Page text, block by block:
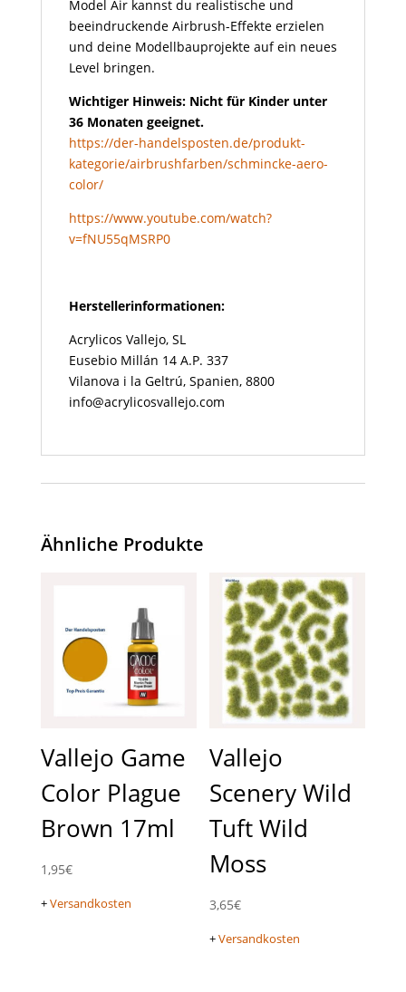
Model Air kannst du realistische und
beeindruckende Airbrush-Effekte erzielen
und deine Modellbauprojekte auf ein neues
Level bringen.
Wichtiger Hinweis: Nicht für Kinder unter
36 Monaten geeignet.
https://der-handelsposten.de/produkt-
kategorie/airbrushfarben/schmincke-aero-
color/
https://www.youtube.com/watch?
v=fNU55qMSRP0
Herstellerinformationen:
Acrylicos Vallejo, SL
Eusebio Millán 14 A.P. 337
Vilanova i la Geltrú, Spanien, 8800
info@acrylicosvallejo.com
Ähnliche Produkte
Vallejo Game
Color Plague
Brown 17ml
1,95€
+Versandkosten
Vallejo
Scenery Wild
Tuft Wild
Moss
3,65€
+Versandkosten